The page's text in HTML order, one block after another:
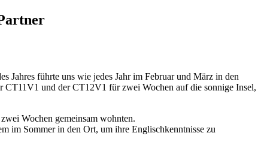
Jahres führte uns wie jedes Jahr im Februar und März in den
und der CT12V1 für zwei Wochen auf die sonnige Insel,
Wochen gemeinsam wohnten.
im Sommer in den Ort, um ihre Englischkenntnisse zu